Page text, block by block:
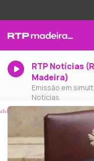
RTP Notícias
Madeira)
Emissão em
Notícias